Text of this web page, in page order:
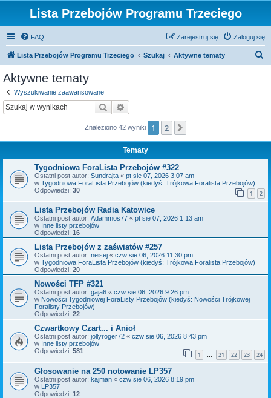
Lista Przebojów Programu Trzeciego
FAQ Zaloguj się
Zarejestruj się
Lista Przebojów Programu Trzeciego Szukaj Aktywne tematy
Aktywne tematy
Wyszukiwanie zaawansowane
Szukaj
Znaleziono 42 wyniki 1 2
Tematy
Tygodniowa ForaLista Przebojów #322
Ostatni post autor: Sundrajta « pt sie 07, 2026 3:07 am
w Tygodniowa ForaLista Przebojów (kiedyś: Trójkowa Foralista Przebojów)
Odpowiedzi: 30 1 2
Lista Przebojów Radia Katowice
Ostatni post autor: Adammos77 « pt sie 07, 2026 1:13 am
w Inne listy przebojów
Odpowiedzi: 16
Lista Przebojów z zaświatów #257
Ostatni post autor: neisej « czw sie 06, 2026 11:30 pm
w Tygodniowa ForaLista Przebojów (kiedyś: Trójkowa Foralista Przebojów)
Odpowiedzi: 20
Nowości TFP #321
Ostatni post autor: gaja6 « czw sie 06, 2026 9:26 pm
w Nowości Tygodniowej ForaListy Przebojów (kiedyś: Nowości Trójkowej
Foralisty Przebojów)
Odpowiedzi: 22
Czwartkowy Czart... i Anioł
Ostatni post autor: jollyroger72 « czw sie 06, 2026 8:43 pm
w Inne listy przebojów
Odpowiedzi: 581 1 … 21 22 23 24
Głosowanie na 250 notowanie LP357
Ostatni post autor: kajman « czw sie 06, 2026 8:19 pm
w LP357
Odpowiedzi: 12